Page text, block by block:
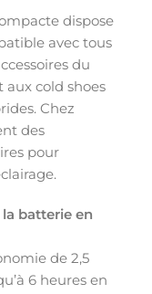
dispose
avec tous
du
aux cold shoes
Chez
des
pour
batterie en
de 2,5
6 heures en